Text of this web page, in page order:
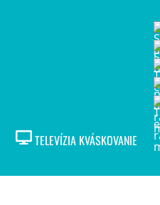
TELEVÍZIA KVÁSKOVANIE